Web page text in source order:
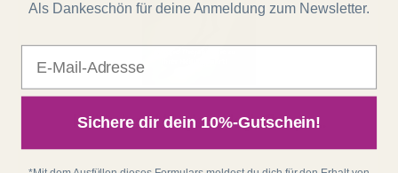
Medizinskandal Allergien - Allergie-Therapie,...
Als Dankeschön für deine Anmeldung zum Newsletter.
Sichere dir dein 10%-Gutschein!